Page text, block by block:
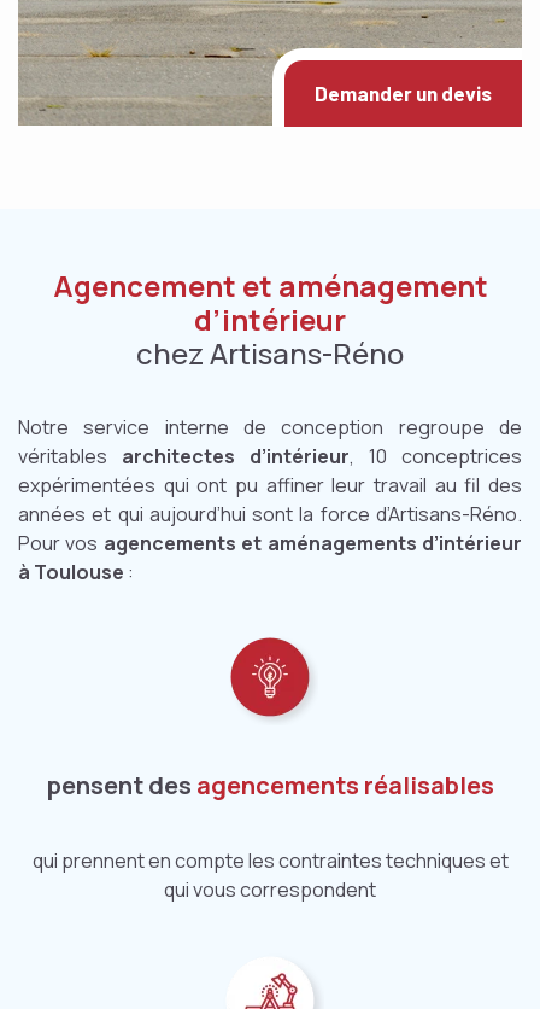
Demander un devis
Agencement et aménagement
d’intérieur
chez Artisans-Réno
Notre service interne de conception regroupe de
véritables architectes d’intérieur, 10 conceptrices
expérimentées qui ont pu affiner leur travail au fil des
années et qui aujourd’hui sont la force d’Artisans-Réno.
Pour vos agencements et aménagements d’intérieur
à Toulouse :
pensent des agencements réalisables
qui prennent en compte les contraintes techniques et
qui vous correspondent